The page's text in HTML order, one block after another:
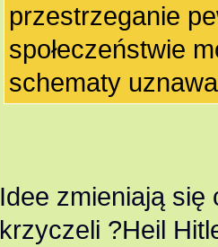
przestrzeganie
społeczeństwie
schematy
Idee zmieniają się
krzyczeli ?Heil